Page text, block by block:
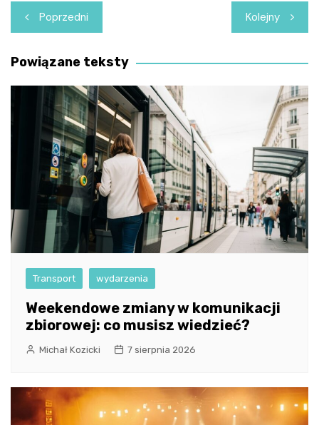
Nawigacja
wpisu
Poprzedni Kolejny
Powiązane teksty
Transport wydarzenia
Weekendowe zmiany w komunikacji
zbiorowej: co musisz wiedzieć?
Michał Kozicki 7 sierpnia 2026